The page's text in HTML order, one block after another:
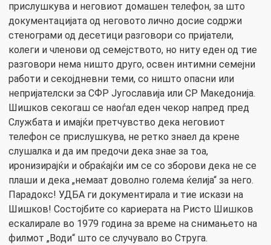
прислушкува и неговиот домашен телефон, за што
документацијата од неговото лично досие содржи
стенограми од десетици разговори со пријатели,
колеги и членови од семејството, но ниту еден од тие
разговори нема ништо друго, освен интимни семејни
работи и секојдневни теми, со ништо опасни или
непријателски за СФР Југославија или СР Македонија.
Шишков секогаш се наоѓал еден чекор напред пред
Службата и имајќи претчувство дека неговиот
телефон се прислушкува, не ретко знаел да крене
слушалка и да им предочи дека знае за тоа,
иронизирајќи и обраќајќи им се со зборови дека не се
плаши и дека „немаат доволно голема ќелија“ за него.
Парадокс! УДБА ги документирала и тие искази на
Шишков! Состојбите со кариерата на Ристо Шишков
ескалирале во 1979 година за време на снимањето на
филмот „Води“ што се случувало во Струга.